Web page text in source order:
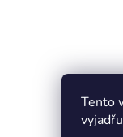
Tento